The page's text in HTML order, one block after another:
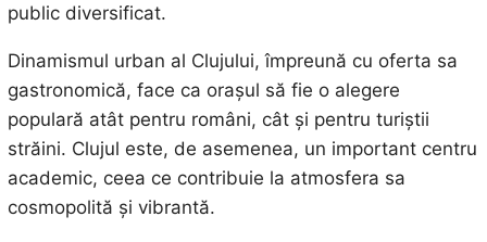
public diversificat.
Dinamismul urban al Clujului, împreună cu oferta sa
gastronomică, face ca orașul să fie o alegere
populară atât pentru români, cât și pentru turiștii
străini. Clujul este, de asemenea, un important centru
academic, ceea ce contribuie la atmosfera sa
cosmopolită și vibrantă.